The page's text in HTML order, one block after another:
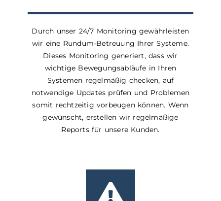
Durch unser 24/7 Monitoring gewährleisten
wir eine Rundum-Betreuung Ihrer Systeme.
Dieses Monitoring generiert, dass wir
wichtige Bewegungsabläufe in Ihren
Systemen regelmäßig checken, auf
notwendige Updates prüfen und Problemen
somit rechtzeitig vorbeugen können. Wenn
gewünscht, erstellen wir regelmäßige
Reports für unsere Kunden.